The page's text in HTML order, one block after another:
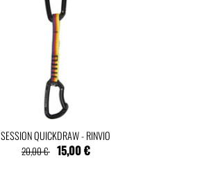
SESSION QUICKDRAW - RINVIO
20,00 € 15,00 €